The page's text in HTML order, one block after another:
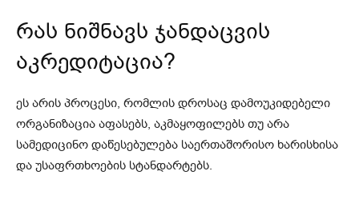
რას ნიშნავს ჯანდაცვის
აკრედიტაცია?
ეს არის პროცესი, რომლის დროსაც დამოუკიდებელი
ორგანიზაცია აფასებს, აკმაყოფილებს თუ არა
სამედიცინო დაწესებულება საერთაშორისო ხარისხისა
და უსაფრთხოების სტანდარტებს.